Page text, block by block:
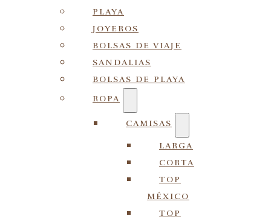
PLAYA
JOYEROS
BOLSAS DE VIAJE
SANDALIAS
BOLSAS DE PLAYA
ROPA
CAMISAS
LARGA
CORTA
TOP
MÉXICO
TOP